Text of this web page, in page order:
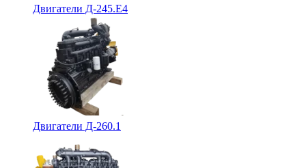
Двигатели Д-245.Е4
Двигатели Д-260.1